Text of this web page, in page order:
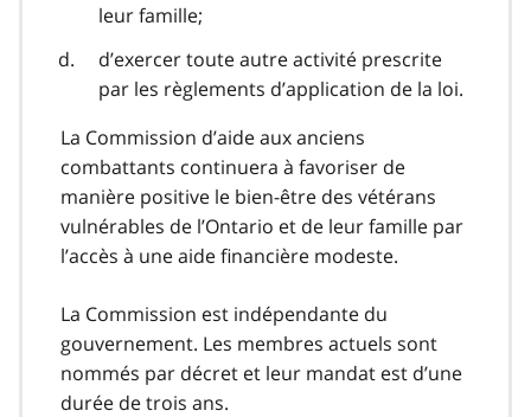
leur famille;
d’exercer toute autre activité prescrite
par les règlements d’application de la loi.
La Commission d’aide aux anciens
combattants continuera à favoriser de
manière positive le bien-être des vétérans
vulnérables de l’Ontario et de leur famille par
l’accès à une aide financière modeste.
La Commission est indépendante du
gouvernement. Les membres actuels sont
nommés par décret et leur mandat est d’une
durée de trois ans.